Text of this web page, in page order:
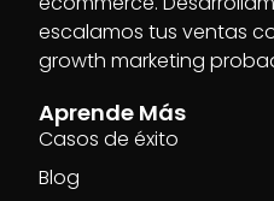
escalamos tus ventas
growth marketing
Aprende Más
Casos de éxito
Blog